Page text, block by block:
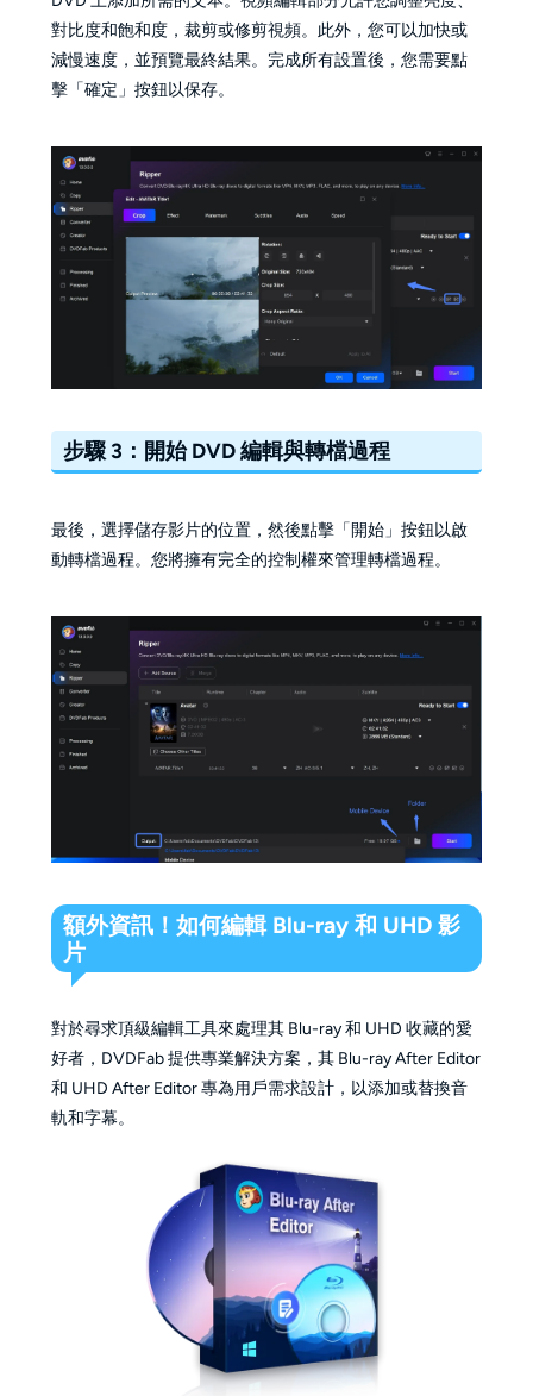
對比度和飽和度，裁剪或修剪視頻。此外，您可以加快或
減慢速度，並預覽最終結果。完成所有設置後，您需要點
擊「確定」按鈕以保存。
步驟 3：開始 DVD 編輯與轉檔過程
最後，選擇儲存影片的位置，然後點擊「開始」按鈕以啟
動轉檔過程。您將擁有完全的控制權來管理轉檔過程。
額外資訊！如何編輯 Blu-ray 和 UHD 影
片
對於尋求頂級編輯工具來處理其 Blu-ray 和 UHD 收藏的愛
好者，DVDFab 提供專業解決方案，其 Blu-ray After Editor
和 UHD After Editor 專為用戶需求設計，以添加或替換音
軌和字幕。